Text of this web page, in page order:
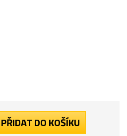
PŘIDAT DO KOŠÍKU